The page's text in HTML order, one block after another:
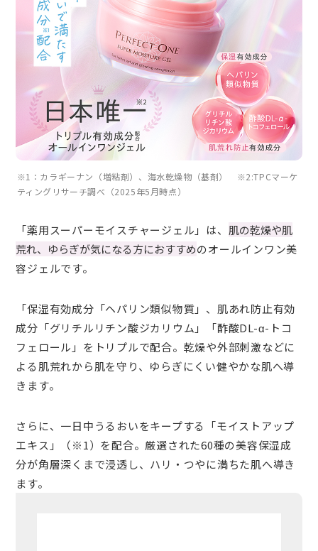
※1：カラギーナン（増粘剤）、海水乾燥物（基剤） ※2:TPCマーケ
ティングリサーチ調べ（2025年5月時点）
「薬用スーパーモイスチャージェル」は、 肌の乾燥や肌
荒れ、ゆらぎが気になる方におすすめのオールインワン美
容ジェルです。
「保湿有効成分「ヘパリン類似物質」、肌あれ防止有効
成分「グリチルリチン酸ジカリウム」「酢酸DL-α-トコ
フェロール」をトリプルで配合。乾燥や外部刺激などに
よる肌荒れから肌を守り、ゆらぎにくい健やかな肌へ導
きます。
さらに、一日中うるおいをキープする「モイストアップ
エキス」（※1）を配合。厳選された60種の美容保湿成
分が角層深くまで浸透し、ハリ・つやに満ちた肌へ導き
ます。